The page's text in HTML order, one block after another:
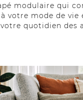
modulaire qui
votre mode de vie
quotidien des